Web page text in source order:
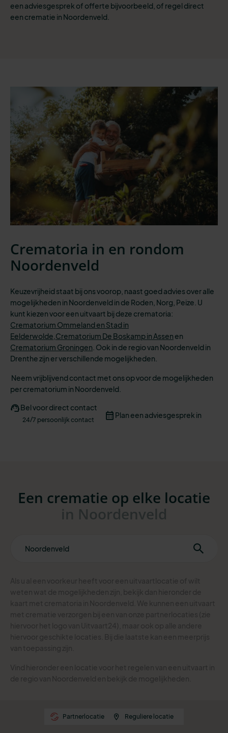
een adviesgesprek of offerte bijvoorbeeld, of regel direct
een crematie in Noordenveld.
Crematoria in en rondom
Noordenveld
Keuzevrijheid staat bij ons voorop, naast goed advies over alle
mogelijkheden in Noordenveld in de Roden, Norg, Peize. U
kunt kiezen voor een uitvaart bij deze crematoria:
Crematorium Ommeland en Stad in
Eelderwolde, Crematorium De Boskamp in Assen en
Crematorium Groningen Ook in de regio van Noordenveld in
Drenthe zijn er verschillende mogelijkheden.
Neem vrijblijvend contact met ons op voor de mogelijkheden
per crematorium in Noordenveld.
Bel voor direct contact
24/7 persoonlijk contact Plan een adviesgesprek in
Een crematie op elke locatie
in Noordenveld
Partnerlocatie Reguliere locatie